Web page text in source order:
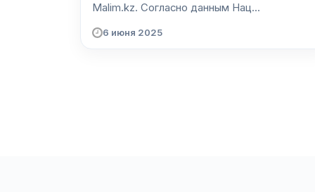
Malim.kz. Согласно данным Нац...
6 июня 2025